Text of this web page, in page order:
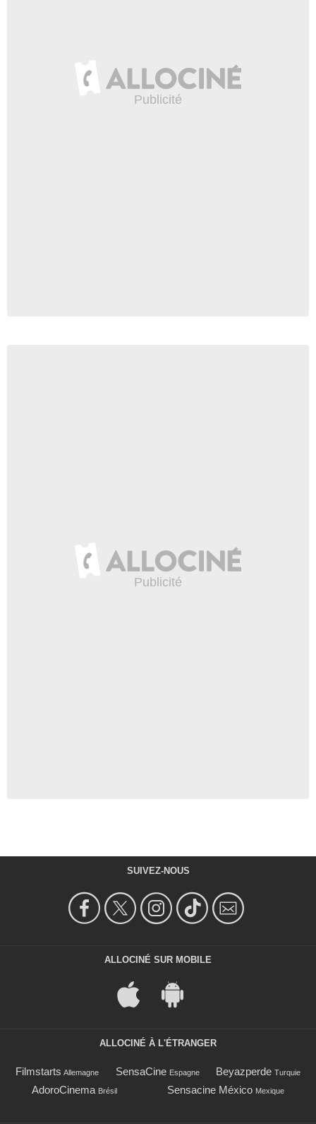
SUIVEZ-NOUS
ALLOCINÉ SUR MOBILE
ALLOCINÉ À L'ÉTRANGER
Filmstarts Allemagne SensaCine Espagne Beyazperde Turquie
AdoroCinema Brésil Sensacine México Mexique